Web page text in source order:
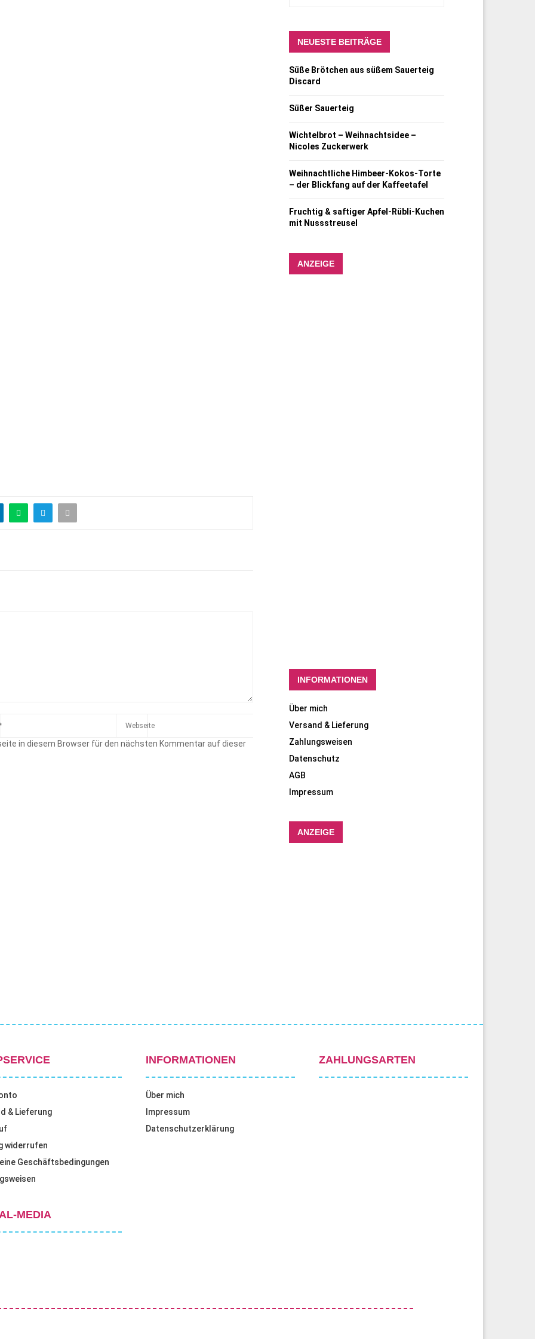
in diesem Browser für den nächsten Kommentar auf dieser
NEUESTE BEITRÄGE
Süße Brötchen aus süßem Sauerteig
Discard
Süßer Sauerteig
Wichtelbrot – Weihnachtsidee –
Nicoles Zuckerwerk
Weihnachtliche Himbeer-Kokos-Torte
– der Blickfang auf der Kaffeetafel
Fruchtig & saftiger Apfel-Rübli-Kuchen
mit Nussstreusel
ANZEIGE
INFORMATIONEN
Über mich
Versand & Lieferung
Zahlungsweisen
Datenschutz
AGB
Impressum
ANZEIGE
& Lieferung
widerrufen
Geschäftsbedingungen
MEDIA
INFORMATIONEN
Über mich
Impressum
Datenschutzerklärung
ZAHLUNGSARTEN